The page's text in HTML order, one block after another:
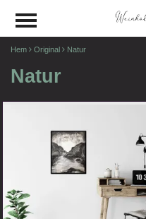
Hem Original Natur
Natur